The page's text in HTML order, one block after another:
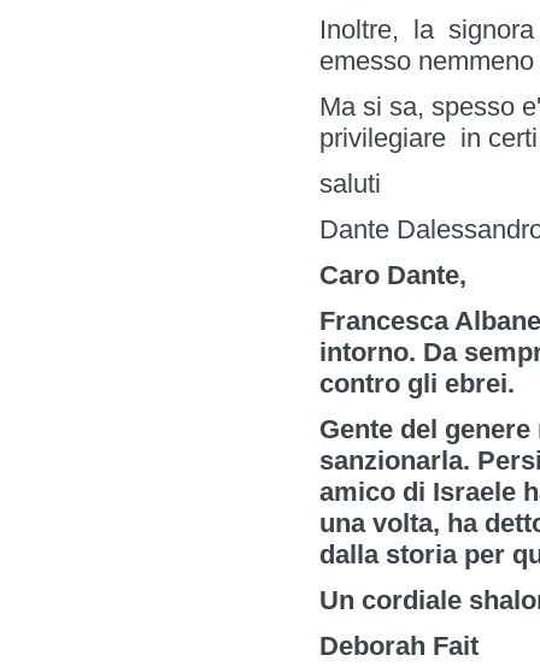
Inoltre, la signora
emesso
Ma si sa, spesso
privilegiare in
saluti
Dante
Caro Dante,
Francesca
intorno. Da
contro gli ebrei.
Gente del
sanzionarla.
amico di Israele
una volta, ha
dalla storia per
Un cordiale
Deborah Fait